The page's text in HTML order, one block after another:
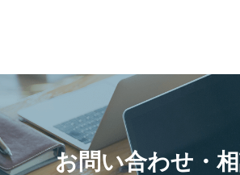
お問い合わせ・